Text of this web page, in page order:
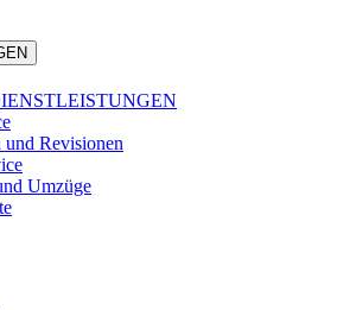
und Revisionen
Umzüge